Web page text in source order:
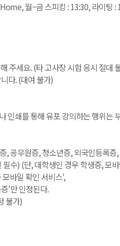
월~금 스피킹 : 13:30, 라이팅
주세요. (타 고사장 시험 응시 절대
다. (대여 불가)
인쇄를 통해 유포 강의하는 행위는
, 공무원증, 청소년증, 외국인등록증,
수) (단, 대학생인 경우 학생증, 모
바일 확인 서비스',
'만 인정된다.
불가)